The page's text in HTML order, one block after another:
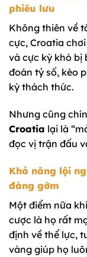
phiêu lưu
Không thiên về
cực, Croatia
và cực kỳ khó bị
đoán tỷ số, kèo
kỳ thách thức.
Nhưng cũng
Croatia lại là
đọc vị trận đấu
Khả năng lội
đáng gờm
Một điểm nữa
cược là họ rất
định về thể lực,
vàng giúp họ